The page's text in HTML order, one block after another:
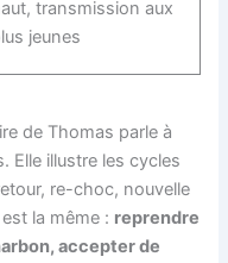
transmission aux
jeunes
de Thomas parle à
Elle illustre les cycles
re-choc, nouvelle
la même : reprendre
accepter de